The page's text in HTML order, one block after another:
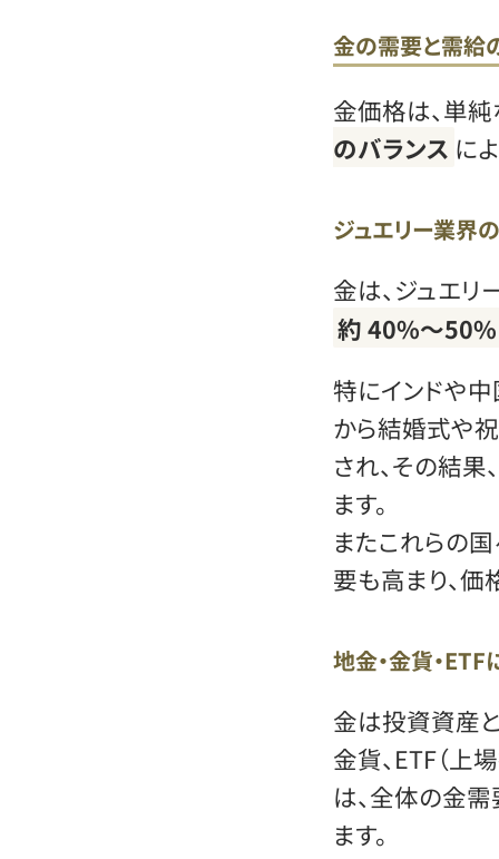
金の需要と需給
金価格は、単
のバランス に
ジュエリー業界
金は、ジュエ
約 40%～50%
特にインドや
から結婚式や
され、その結
ます。
またこれらの
要も高まり、価
地金・金貨・
金は投資資産
金貨、ETF（上
は、全体の金
ます。